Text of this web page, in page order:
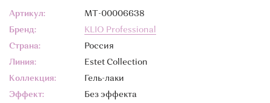
Артикул:
МТ-00006638
Бренд:
KLIO Professional
Страна:
Россия
Линия:
Estet Collection
Коллекция:
Гель-лаки
Эффект:
Без эффекта